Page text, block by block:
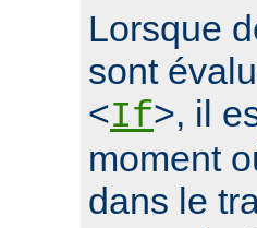
Lorsque
sont
<If>, il
moment
dans le